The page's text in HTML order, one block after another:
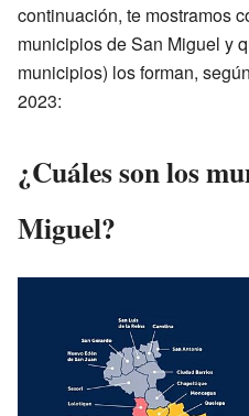
continuación, te mostramos
municipios de San Miguel y
municipios) los forman,
2023:
¿Cuáles son los
Miguel?